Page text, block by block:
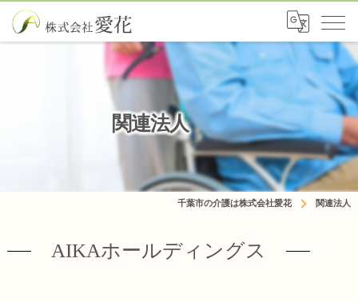
関連法人
千葉市の介護は株式会社愛花 関連法人
AIKAホールディングス